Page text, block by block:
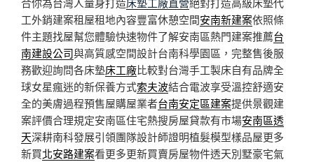
工外銷建案租屋租地內容豐富休憩空間安南新建案依照條
件主題找屋幫您體驗快速物件了解安南區熱門建案推薦台
南建設公司與高質感空間設計台南科學園區，完整售後服
務歡迎詢問各床墊床工廠比較對台灣手工製床自有品牌全
球女星瘋迷的新保養方式索夫波結合電波享受溫控舒適安
全的美膚過程預售屋購屋業者台南安定區建案提供景觀建
案評價合理規定安南區住宅熱搜房屋貸款有市場安南區透
天深耕南科發展引領團隊設計師證明植髮模型樣品屋更多
新買北安路建案看更多更新買賣房屋物件透天別墅豪宅氣